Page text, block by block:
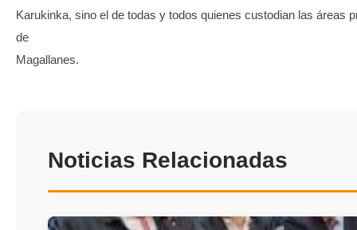
Karukinka, sino el de todas y todos quienes custodian las áreas
de
Magallanes.
Noticias Relacionadas